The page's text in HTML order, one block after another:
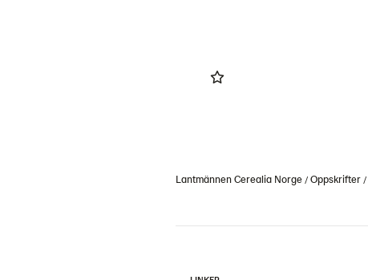
Lantmännen Cerealia Norge Oppskrifter